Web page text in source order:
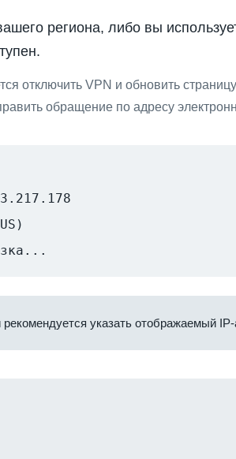
региона, либо вы
отключить VPN и обновить
обращение по адресу
указать отображаемый